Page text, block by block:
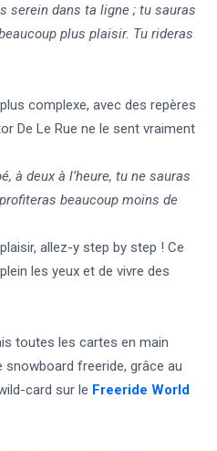
serein dans ta ligne ; tu sauras
plus plaisir. Tu rideras
complexe, avec des repères
De Le Rue ne le sent vraiment
à deux à l’heure, tu ne sauras
beaucoup moins de
allez-y step by step ! Ce
les yeux et de vivre des
toutes les cartes en main
freeride, grâce au
card sur le Freeride World